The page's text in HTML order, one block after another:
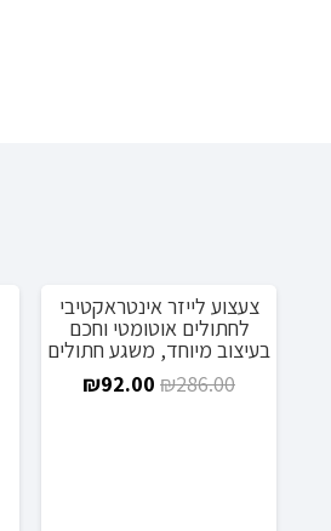
מבצע!
צעצוע לייזר אינטראקטיבי
לחתולים אוטומטי וחכם
בעיצוב מיוחד, משגע חתולים
₪286.00
המחיר₪92.00